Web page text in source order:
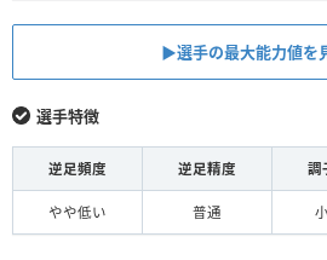
▶︎選手の最大能力値を
選手特徴
逆足頻度 逆足精度 調
やや低い 普通